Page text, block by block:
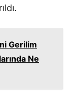
Gerilim
Ne